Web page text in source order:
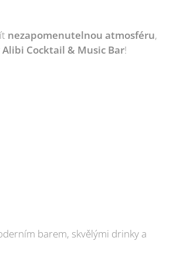
nezapomenutelnou atmosféru,
Alibi Cocktail & Music Bar! 🎧🎶
barem, skvělými drinky a